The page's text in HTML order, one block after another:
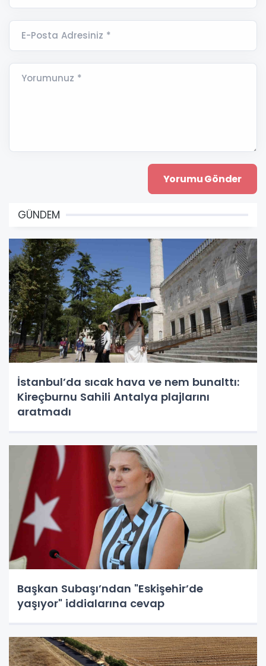
E-Posta Adresiniz *
Yorumunuz *
GÜNDEM
İstanbul’da sıcak hava ve nem bunalttı:
Kireçburnu Sahili Antalya plajlarını
aratmadı
Başkan Subaşı’ndan "Eskişehir’de
yaşıyor" iddialarına cevap